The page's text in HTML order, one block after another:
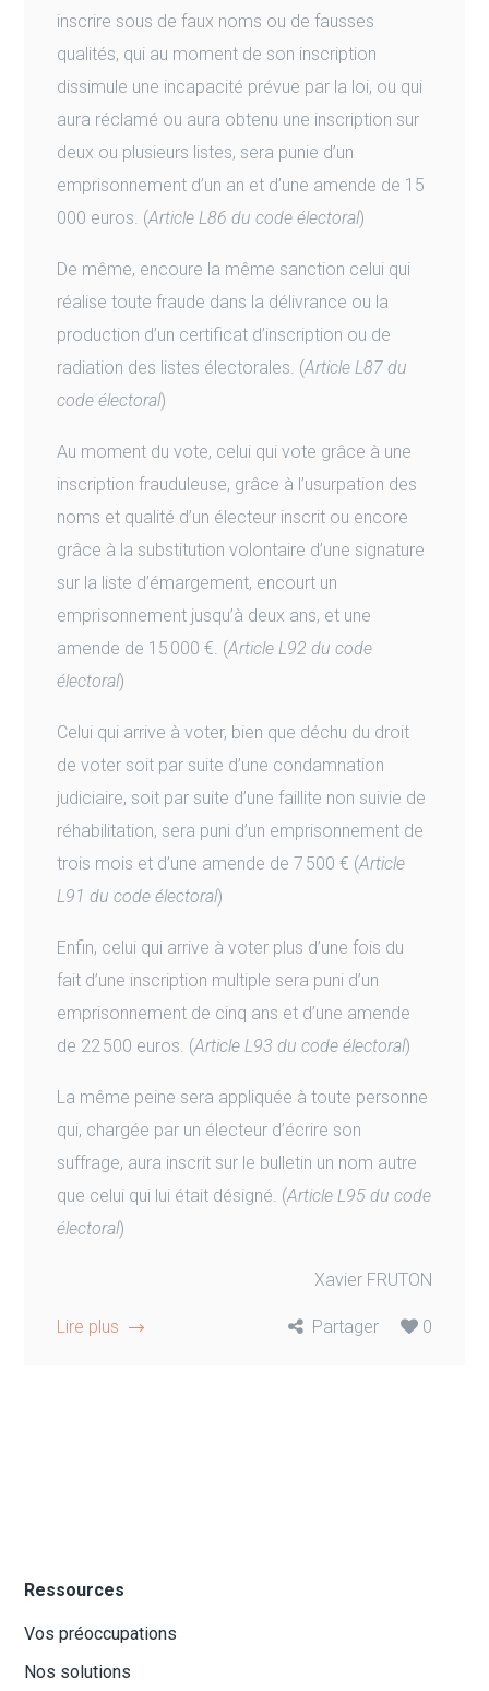
inscrire sous de faux noms ou de fausses
qualités, qui au moment de son inscription
dissimule une incapacité prévue par la loi, ou qui
aura réclamé ou aura obtenu une inscription sur
deux ou plusieurs listes, sera punie d’un
emprisonnement d’un an et d’une amende de 15
000 euros. (Article L86 du code électoral)
De même, encoure la même sanction celui qui
réalise toute fraude dans la délivrance ou la
production d’un certificat d’inscription ou de
radiation des listes électorales. (Article L87 du
code électoral)
Au moment du vote, celui qui vote grâce à une
inscription frauduleuse, grâce à l’usurpation des
noms et qualité d’un électeur inscrit ou encore
grâce à la substitution volontaire d’une signature
sur la liste d’émargement, encourt un
emprisonnement jusqu’à deux ans, et une
amende de 15 000 €. (Article L92 du code
électoral)
Celui qui arrive à voter, bien que déchu du droit
de voter soit par suite d’une condamnation
judiciaire, soit par suite d’une faillite non suivie de
réhabilitation, sera puni d’un emprisonnement de
trois mois et d’une amende de 7 500 € (Article
L91 du code électoral)
Enfin, celui qui arrive à voter plus d’une fois du
fait d’une inscription multiple sera puni d’un
emprisonnement de cinq ans et d’une amende
de 22 500 euros. (Article L93 du code électoral)
La même peine sera appliquée à toute personne
qui, chargée par un électeur d’écrire son
suffrage, aura inscrit sur le bulletin un nom autre
que celui qui lui était désigné. (Article L95 du code
électoral)
Xavier FRUTON
Lire plus Partager 0
Ressources
Vos préoccupations
Nos solutions